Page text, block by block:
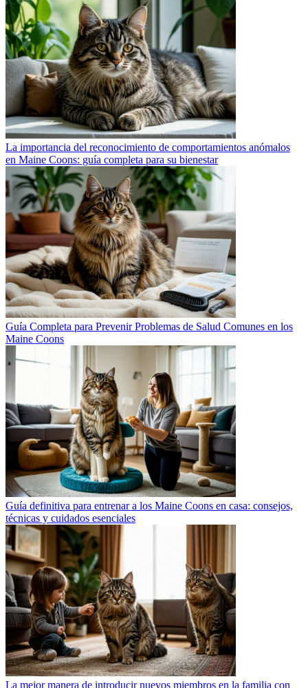
La importancia del reconocimiento de comportamientos anómalos
en Maine Coons: guía completa para su bienestar
Guía Completa para Prevenir Problemas de Salud Comunes en los
Maine Coons
Guía definitiva para entrenar a los Maine Coons en casa: consejos,
técnicas y cuidados esenciales
La mejor manera de introducir nuevos miembros en la familia con